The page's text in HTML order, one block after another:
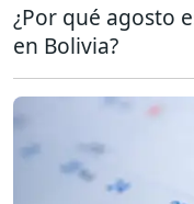
¿Por qué agosto
en Bolivia?